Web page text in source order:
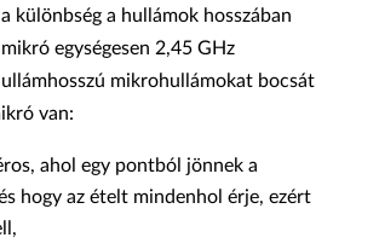
különbség a hullámok hosszában
egységesen 2,45 GHz
mikrohullámokat bocsát
van:
ahol egy pontból jönnek a
hogy az ételt mindenhol érje, ezért